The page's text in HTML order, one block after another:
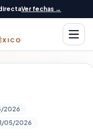
Ver fechas →
Abrir
2026
05/2026